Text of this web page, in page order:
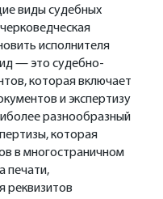
виды судебных
исполнителя
— это судебно-
которая включает
и экспертизу
разнообразный
которая
в многостраничном
печати,
реквизитов